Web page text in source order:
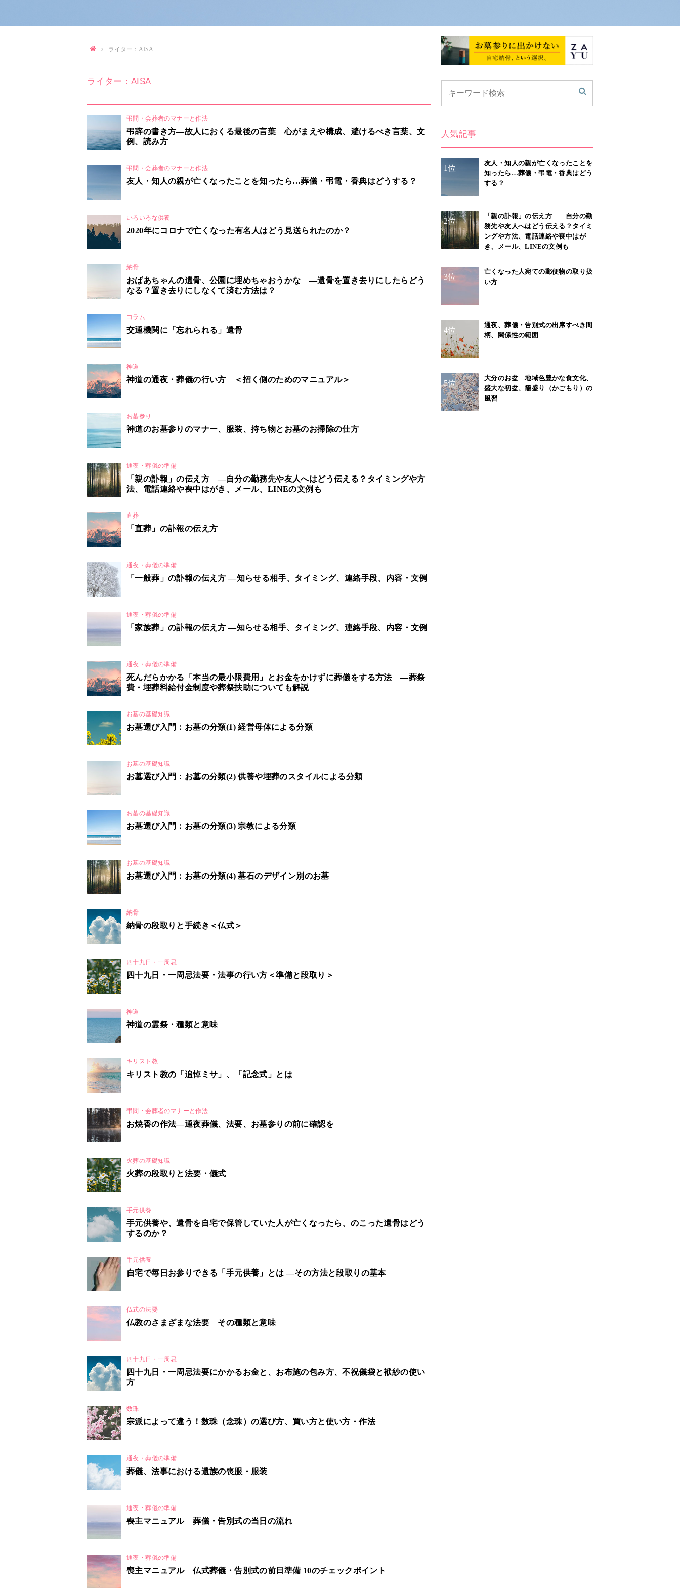
ライター：AISA
ライター：AISA
弔問・会葬者のマナーと作法
弔辞の書き方―故人におくる最後の言葉 心がまえや構成、避けるべき言葉、文
例、読み方
弔問・会葬者のマナーと作法
友人・知人の親が亡くなったことを知ったら…葬儀・弔電・香典はどうする？
いろいろな供養
2020年にコロナで亡くなった有名人はどう見送られたのか？
納骨
おばあちゃんの遺骨、公園に埋めちゃおうかな ―遺骨を置き去りにしたらどう
なる？置き去りにしなくて済む方法は？
コラム
交通機関に「忘れられる」遺骨
神道
神道の通夜・葬儀の行い方 ＜招く側のためのマニュアル＞
お墓参り
神道のお墓参りのマナー、服装、持ち物とお墓のお掃除の仕方
通夜・葬儀の準備
「親の訃報」の伝え方 ―自分の勤務先や友人へはどう伝える？タイミングや方
法、電話連絡や喪中はがき、メール、LINEの文例も
直葬
「直葬」の訃報の伝え方
通夜・葬儀の準備
「一般葬」の訃報の伝え方 ―知らせる相手、タイミング、連絡手段、内容・文例
通夜・葬儀の準備
「家族葬」の訃報の伝え方 ―知らせる相手、タイミング、連絡手段、内容・文例
通夜・葬儀の準備
死んだらかかる「本当の最小限費用」とお金をかけずに葬儀をする方法 ―葬祭
費・埋葬料給付金制度や葬祭扶助についても解説
お墓の基礎知識
お墓選び入門：お墓の分類(1) 経営母体による分類
お墓の基礎知識
お墓選び入門：お墓の分類(2) 供養や埋葬のスタイルによる分類
お墓の基礎知識
お墓選び入門：お墓の分類(3) 宗教による分類
お墓の基礎知識
お墓選び入門：お墓の分類(4) 墓石のデザイン別のお墓
納骨
納骨の段取りと手続き＜仏式＞
四十九日・一周忌
四十九日・一周忌法要・法事の行い方＜準備と段取り＞
神道
神道の霊祭・種類と意味
キリスト教
キリスト教の「追悼ミサ」、「記念式」とは
弔問・会葬者のマナーと作法
お焼香の作法―通夜葬儀、法要、お墓参りの前に確認を
火葬の基礎知識
火葬の段取りと法要・儀式
手元供養
手元供養や、遺骨を自宅で保管していた人が亡くなったら、のこった遺骨はどう
するのか？
手元供養
自宅で毎日お参りできる「手元供養」とは ―その方法と段取りの基本
仏式の法要
仏教のさまざまな法要 その種類と意味
四十九日・一周忌
四十九日・一周忌法要にかかるお金と、お布施の包み方、不祝儀袋と袱紗の使い
方
数珠
宗派によって違う！数珠（念珠）の選び方、買い方と使い方・作法
通夜・葬儀の準備
葬儀、法事における遺族の喪服・服装
通夜・葬儀の準備
喪主マニュアル 葬儀・告別式の当日の流れ
通夜・葬儀の準備
喪主マニュアル 仏式葬儀・告別式の前日準備 10のチェックポイント
人気記事
1位
友人・知人の親が亡くなったことを
知ったら…葬儀・弔電・香典はどう
する？
2位
「親の訃報」の伝え方 ―自分の勤
務先や友人へはどう伝える？タイミ
ングや方法、電話連絡や喪中はが
き、メール、LINEの文例も
3位
亡くなった人宛ての郵便物の取り扱
い方
4位
通夜、葬儀・告別式の出席すべき間
柄、関係性の範囲
5位
大分のお盆 地域色豊かな食文化、
盛大な初盆、籠盛り（かごもり）の
風習